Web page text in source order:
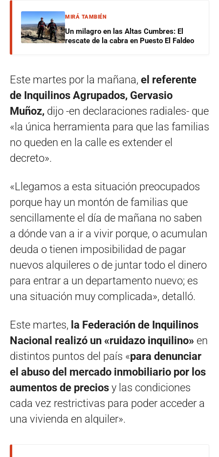
MIRÁ TAMBIÉN
Un milagro en las Altas Cumbres: El
rescate de la cabra en Puesto El Faldeo
Este martes por la mañana, el referente
de Inquilinos Agrupados, Gervasio
Muñoz, dijo -en declaraciones radiales- que
«la única herramienta para que las familias
no queden en la calle es extender el
decreto».
«Llegamos a esta situación preocupados
porque hay un montón de familias que
sencillamente el día de mañana no saben
a dónde van a ir a vivir porque, o acumulan
deuda o tienen imposibilidad de pagar
nuevos alquileres o de juntar todo el dinero
para entrar a un departamento nuevo; es
una situación muy complicada», detalló.
Este martes, la Federación de Inquilinos
Nacional realizó un «ruidazo inquilino» en
distintos puntos del país «para denunciar
el abuso del mercado inmobiliario por los
aumentos de precios y las condiciones
cada vez restrictivas para poder acceder a
una vivienda en alquiler».